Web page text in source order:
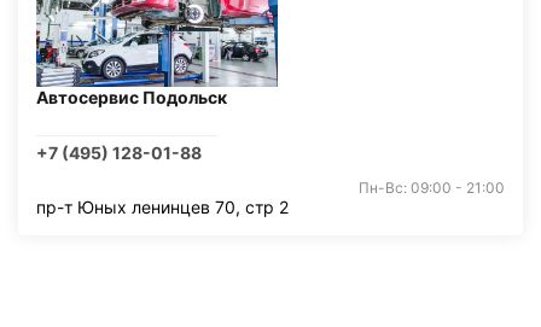
Автосервис Подольск
+7 (495) 128-01-88
Пн-Вс: 09:00 - 21:00
пр-т Юных ленинцев 70, стр 2